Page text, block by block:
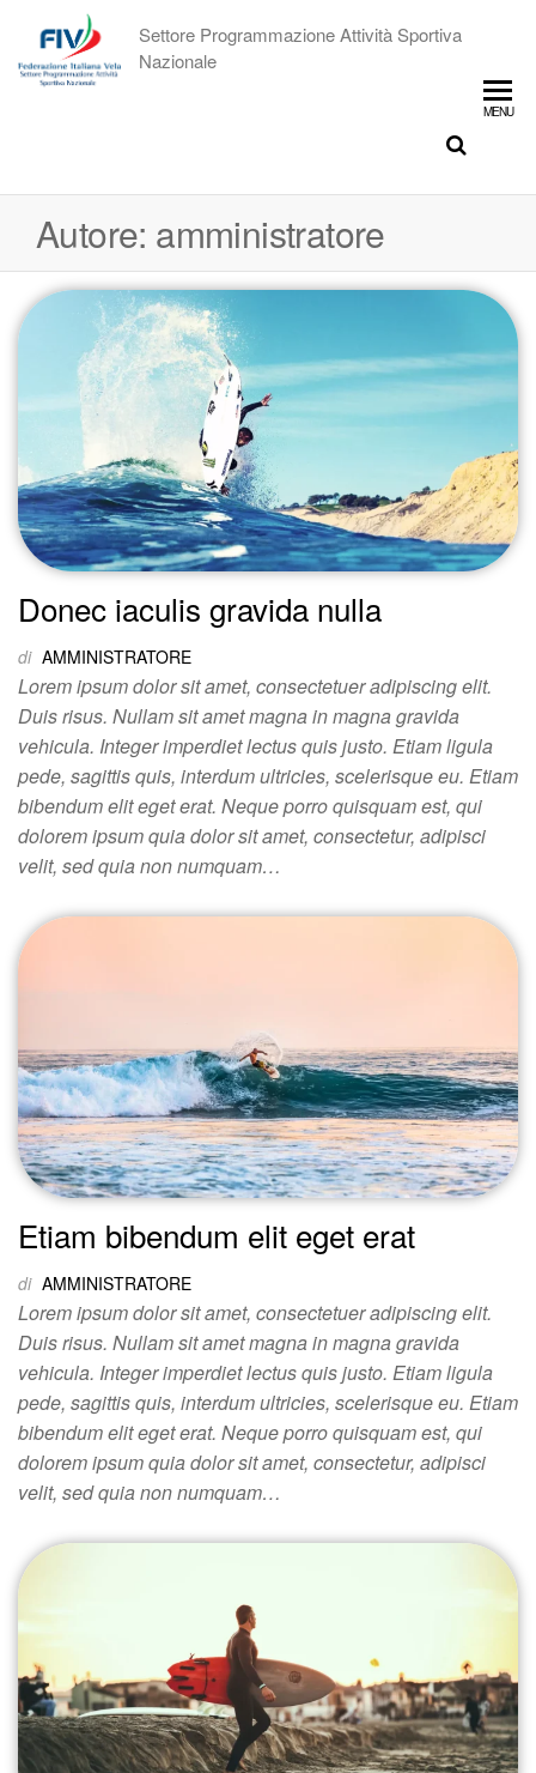
Settore Programmazione Attività Sportiva
Nazionale
MENU
Autore: amministratore
Donec iaculis gravida nulla
di AMMINISTRATORE
Lorem ipsum dolor sit amet, consectetuer adipiscing elit.
Duis risus. Nullam sit amet magna in magna gravida
vehicula. Integer imperdiet lectus quis justo. Etiam ligula
pede, sagittis quis, interdum ultricies, scelerisque eu. Etiam
bibendum elit eget erat. Neque porro quisquam est, qui
dolorem ipsum quia dolor sit amet, consectetur, adipisci
velit, sed quia non numquam…
Etiam bibendum elit eget erat
di AMMINISTRATORE
Lorem ipsum dolor sit amet, consectetuer adipiscing elit.
Duis risus. Nullam sit amet magna in magna gravida
vehicula. Integer imperdiet lectus quis justo. Etiam ligula
pede, sagittis quis, interdum ultricies, scelerisque eu. Etiam
bibendum elit eget erat. Neque porro quisquam est, qui
dolorem ipsum quia dolor sit amet, consectetur, adipisci
velit, sed quia non numquam…